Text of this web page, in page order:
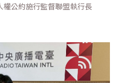
權公約施行監督聯盟執行長